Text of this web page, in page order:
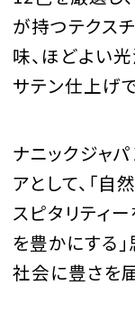
が持つテクス
味、ほどよい
サテン仕上げで
ナニックジャ
アとして、「
スピタリティ
を豊かにする
社会に豊さを